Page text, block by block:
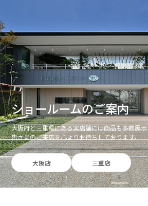
ショールームのご案内
大阪府と三重県にある実店舗には商品も多数展
皆さまのご来店を心よりお待ちしております。
大阪店 三重店